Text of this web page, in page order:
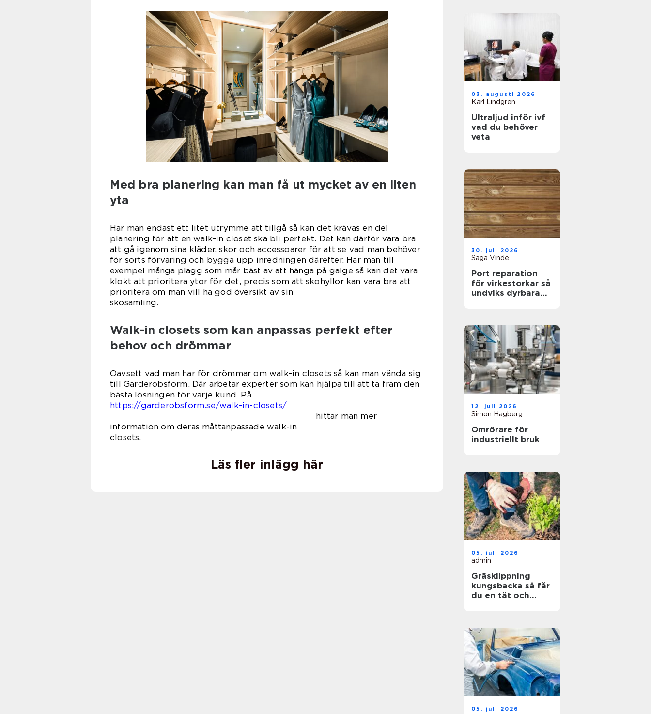
Med bra planering kan man få ut mycket av en liten
yta
Har man endast ett litet utrymme att tillgå så kan det krävas en del
planering för att en walk-in closet ska bli perfekt. Det kan därför vara bra
att gå igenom sina kläder, skor och accessoarer för att se vad man behöver
för sorts förvaring och bygga upp inredningen därefter. Har man till
exempel många plagg som mår bäst av att hänga på galge så kan det vara
klokt att prioritera ytor för det, precis som att skohyllor kan vara bra att
prioritera om man vill ha god översikt av sin
skosamling.
Walk-in closets som kan anpassas perfekt efter
behov och drömmar
Oavsett vad man har för drömmar om walk-in closets så kan man vända sig
till Garderobsform. Där arbetar experter som kan hjälpa till att ta fram den
bästa lösningen för varje kund. På
https://garderobsform.se/walk-in-closets/
hittar man mer
information om deras måttanpassade walk-in
closets.
Läs fler inlägg här
03. augusti 2026
Karl Lindgren
Ultraljud inför ivf
vad du behöver
veta
30. juli 2026
Saga Vinde
Port reparation
för virkestorkar så
undviks dyrbara
12. juli 2026
Simon Hagberg
Omrörare för
industriellt bruk
05. juli 2026
admin
Gräsklippning
kungsbacka så får
du en tät och
05. juli 2026